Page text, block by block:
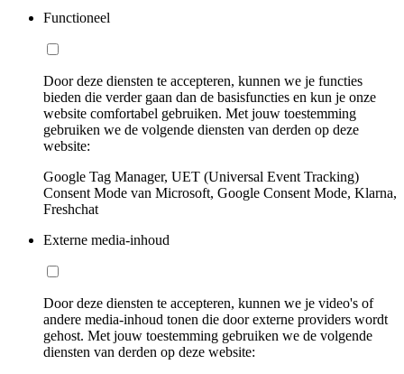
Functioneel
Door deze diensten te accepteren, kunnen we je functies
bieden die verder gaan dan de basisfuncties en kun je onze
website comfortabel gebruiken. Met jouw toestemming
gebruiken we de volgende diensten van derden op deze
website:
Google Tag Manager, UET (Universal Event Tracking)
Consent Mode van Microsoft, Google Consent Mode, Klarna,
Freshchat
Externe media-inhoud
Door deze diensten te accepteren, kunnen we je video's of
andere media-inhoud tonen die door externe providers wordt
gehost. Met jouw toestemming gebruiken we de volgende
diensten van derden op deze website: